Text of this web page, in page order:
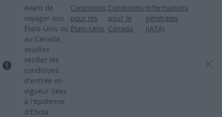
Aller
au
contenu
Avant de
voyager aux
États-Unis ou
au Canada,
veuillez
vérifier les
conditions
d'entrée en
vigueur liées
à l'épidémie
d'Ebola.
Conditions
pour les
États-Unis
;Conditions
pour le
Canada
;Informations
générales
(IATA)
.